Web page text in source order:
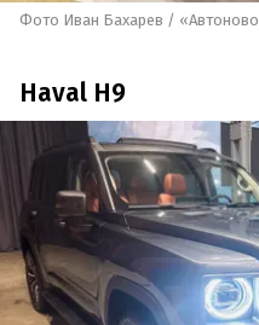
Фото Иван Бахарев /
Haval H9